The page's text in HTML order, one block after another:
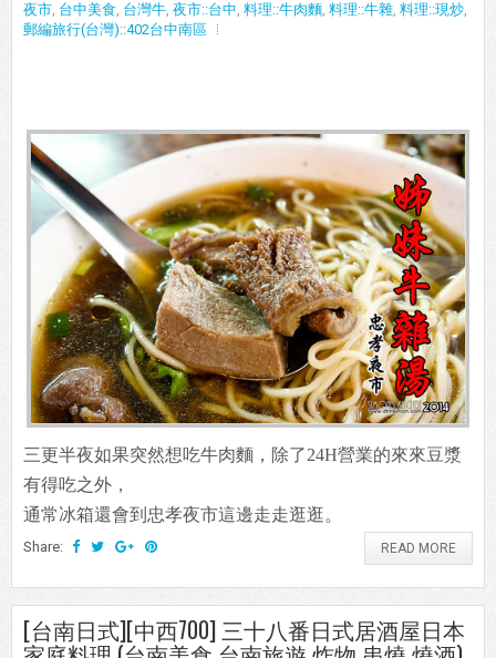
夜市, 台中美食, 台灣牛, 夜市::台中, 料理::牛肉麵, 料理::牛雜, 料理::現炒,
郵編旅行(台灣)::402台中南區
三更半夜如果突然想吃牛肉麵，除了24H營業的來來豆漿
有得吃之外，
通常冰箱還會到忠孝夜市這邊走走逛逛。
Share: READ MORE
[台南日式][中西700] 三十八番日式居酒屋日本